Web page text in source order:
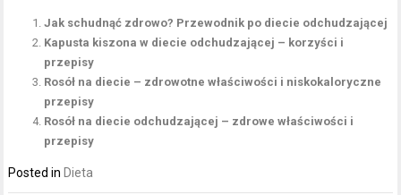
Jak schudnąć zdrowo? Przewodnik po diecie odchudzającej
Kapusta kiszona w diecie odchudzającej – korzyści i
przepisy
Rosół na diecie – zdrowotne właściwości i niskokaloryczne
przepisy
Rosół na diecie odchudzającej – zdrowe właściwości i
przepisy
Posted in Dieta